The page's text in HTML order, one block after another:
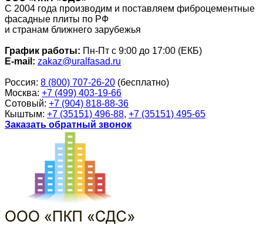
С 2004 года производим и поставляем фиброцементные
фасадные плиты по РФ
и странам ближнего зарубежья
График работы: Пн-Пт с 9:00 до 17:00 (ЕКБ)
E-mail: zakaz@uralfasad.ru
Россия: 8 (800) 707-26-20 (бесплатно)
Москва: +7 (499) 403-19-66
Сотовый: +7 (904) 818-88-36
Кыштым: +7 (35151) 496-88, +7 (35151) 495-65
Заказать обратный звонок